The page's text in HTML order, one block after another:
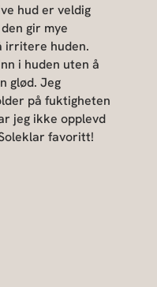
hud er veldig
gir mye
irritere huden.
i huden uten å
glød. Jeg
på fuktigheten
jeg ikke opplevd
favoritt!